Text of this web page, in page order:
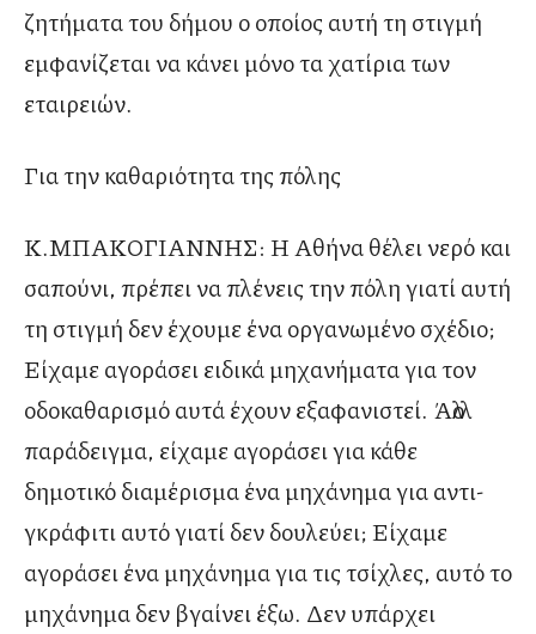
ζητήματα του δήμου ο οποίος αυτή τη στιγμή
εμφανίζεται να κάνει μόνο τα χατίρια των
εταιρειών.
Για την καθαριότητα της πόλης
Κ.ΜΠΑΚΟΓΙΑΝΝΗΣ: Η Αθήνα θέλει νερό και
σαπούνι, πρέπει να πλένεις την πόλη γιατί αυτή
τη στιγμή δεν έχουμε ένα οργανωμένο σχέδιο;
Είχαμε αγοράσει ειδικά μηχανήματα για τον
οδοκαθαρισμό αυτά έχουν εξαφανιστεί. Άλλο
παράδειγμα, είχαμε αγοράσει για κάθε
δημοτικό διαμέρισμα ένα μηχάνημα για αντι-
γκράφιτι αυτό γιατί δεν δουλεύει; Είχαμε
αγοράσει ένα μηχάνημα για τις τσίχλες, αυτό το
μηχάνημα δεν βγαίνει έξω. Δεν υπάρχει